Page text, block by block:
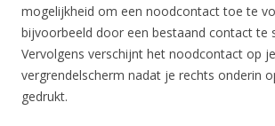
mogelijkheid om een noodcontact toe te
bijvoorbeeld door een bestaand contact te
Vervolgens verschijnt het noodcontact op je
vergrendelscherm nadat je rechts onderin
gedrukt.